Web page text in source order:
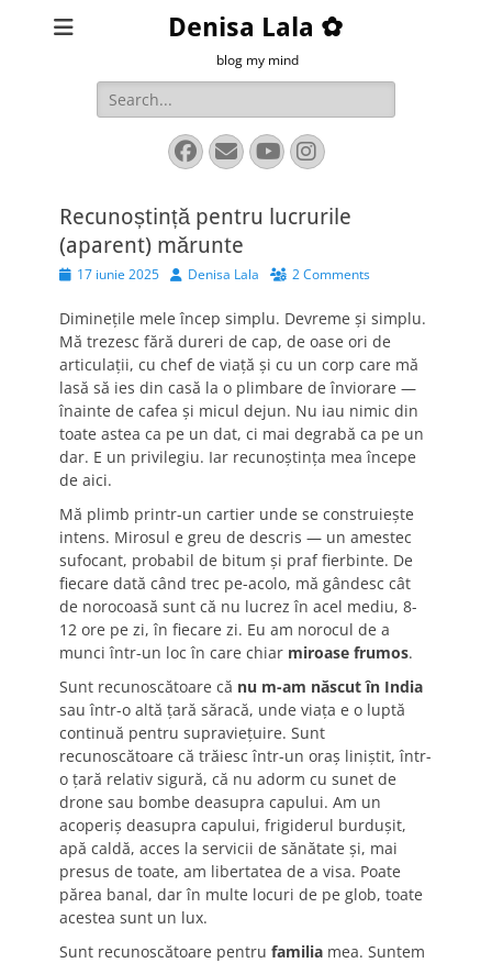
Denisa Lala ✿
blog my mind
Search
for:
Facebook
EmailYouTube
Instagram
Recunoștință pentru lucrurile
(aparent) mărunte
Posted17 iunie 2025 AuthorDenisa Lala 2 Comments
Diminețile mele încep simplu. Devreme și simplu.
Mă trezesc fără dureri de cap, de oase ori de
articulații, cu chef de viață și cu un corp care mă
lasă să ies din casă la o plimbare de înviorare —
înainte de cafea și micul dejun. Nu iau nimic din
toate astea ca pe un dat, ci mai degrabă ca pe un
dar. E un privilegiu. Iar recunoștința mea începe
de aici.
Mă plimb printr-un cartier unde se construiește
intens. Mirosul e greu de descris — un amestec
sufocant, probabil de bitum și praf fierbinte. De
fiecare dată când trec pe-acolo, mă gândesc cât
de norocoasă sunt că nu lucrez în acel mediu, 8-
12 ore pe zi, în fiecare zi. Eu am norocul de a
munci într-un loc în care chiar miroase frumos.
Sunt recunoscătoare că nu m-am născut în India
sau într-o altă țară săracă, unde viața e o luptă
continuă pentru supraviețuire. Sunt
recunoscătoare că trăiesc într-un oraș liniștit, într-
o țară relativ sigură, că nu adorm cu sunet de
drone sau bombe deasupra capului. Am un
acoperiș deasupra capului, frigiderul burdușit,
apă caldă, acces la servicii de sănătate și, mai
presus de toate, am libertatea de a visa. Poate
părea banal, dar în multe locuri de pe glob, toate
acestea sunt un lux.
Sunt recunoscătoare pentru familia mea. Suntem